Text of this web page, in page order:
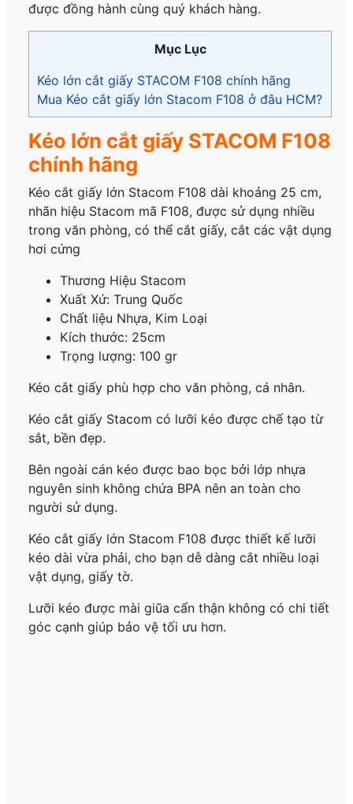
được đồng hành cùng quý khách hàng.
Mục Lục
Kéo lớn cắt giấy STACOM F108 chính hãng
Mua Kéo cắt giấy lớn Stacom F108 ở đâu HCM?
Kéo lớn cắt giấy STACOM F108
chính hãng
Kéo cắt giấy lớn Stacom F108 dài khoảng 25 cm,
nhãn hiệu Stacom mã F108, được sử dụng nhiều
trong văn phòng, có thể cắt giấy, cắt các vật dụng
hơi cứng
Thương Hiệu Stacom
Xuất Xứ: Trung Quốc
Chất liệu Nhựa, Kim Loại
Kích thước: 25cm
Trọng lượng: 100 gr
Kéo cắt giấy phù hợp cho văn phòng, cá nhân.
Kéo cắt giấy Stacom có lưỡi kéo được chế tạo từ
sắt, bền đẹp.
Bên ngoài cán kéo được bao bọc bởi lớp nhựa
nguyên sinh không chứa BPA nên an toàn cho
người sử dụng.
Kéo cắt giấy lớn Stacom F108 được thiết kế lưỡi
kéo dài vừa phải, cho bạn dễ dàng cắt nhiều loại
vật dụng, giấy tờ.
Lưỡi kéo được mài giũa cẩn thận không có chi tiết
góc cạnh giúp bảo vệ tối ưu hơn.